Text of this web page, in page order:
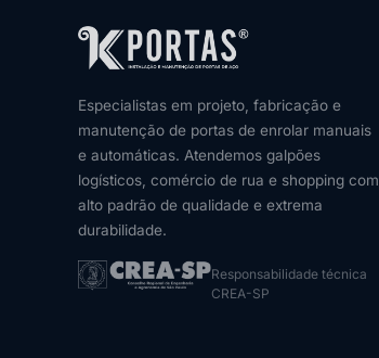
Especialistas em projeto, fabricação e
manutenção de portas de enrolar manuais
e automáticas. Atendemos galpões
logísticos, comércio de rua e shopping com
alto padrão de qualidade e extrema
durabilidade.
Responsabilidade técnica
CREA-SP